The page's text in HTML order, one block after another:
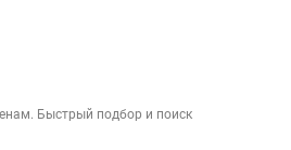
Быстрый подбор и поиск